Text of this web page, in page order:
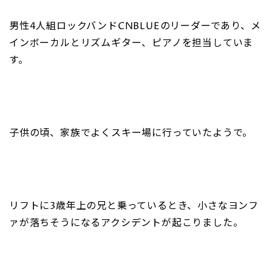
男性4人組ロックバンドCNBLUEのリーダーであり、メ
インボーカルとリズムギター、ピアノを担当していま
す。
子供の頃、家族でよくスキー場に行っていたようで。
リフトに3歳年上の兄と乗っているとき、小さなヨンフ
ァが落ちそうになるアクシデントが起こりました。